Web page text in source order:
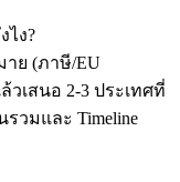
ไง?
ย (ภาษี/EU
ล้วเสนอ 2-3 ประเทศที่
วมและ Timeline